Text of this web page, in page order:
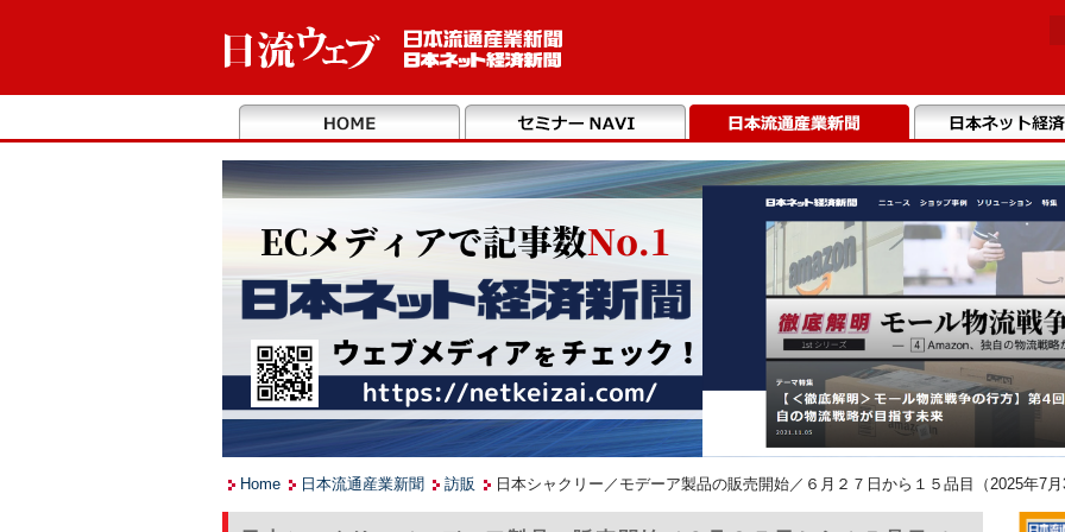
Home 日本流通産業新聞 訪販 日本シャクリー／モデーア製品の販売開始／６月２７日から１５品目（2025年7